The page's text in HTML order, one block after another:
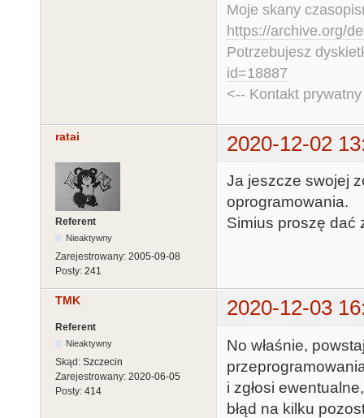
Moje skany
https://archive.org/
Potrzebujesz
id=18887
<-- Kontakt
ratai 2020-12-02
Referent
Nieaktywny
Zarejestrowany: 2005-09-08
Posty: 241
Ja jeszcze swojej
oprogramowania.
Simius proszę dać
TMK 2020-12-03
Referent
Nieaktywny
Skąd: Szczecin
Zarejestrowany: 2020-06-05
Posty: 414
No właśnie,
i zgłosi
błąd na kilku